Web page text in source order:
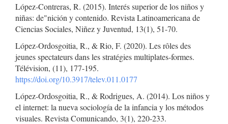
López-Contreras, R. (2015). Interés superior de los niños y
niñas: de"nición y contenido. Revista Latinoamericana de
Ciencias Sociales, Niñez y Juventud, 13(1), 51-70.
López-Ordosgoitia, R., & Rio, F. (2020). Les rôles des
jeunes spectateurs dans les stratégies multiplates-formes.
Télévision, (11), 177-195.
https://doi.org/10.3917/telev.011.0177
López-Ordosgoitia, R., & Rodrigues, A. (2014). Los niños y
el internet: la nueva sociología de la infancia y los métodos
visuales. Revista Comunicando, 3(1), 220-233.